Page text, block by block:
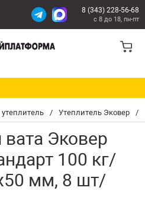
/ Утеплитель Эковер /
Эковер
100 кг/
мм, 8 шт/
8 (343) 228-56-68
с 8 до 18, пн-пт